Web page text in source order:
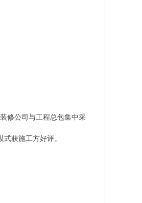
修公司与工程总包集中采
获施工方好评。